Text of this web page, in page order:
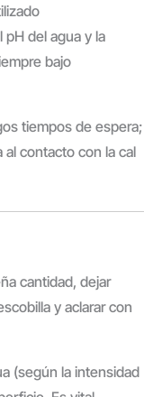
del agua y la
bajo
tiempos de espera;
contacto con la cal
cantidad, dejar
y aclarar con
(según la intensidad